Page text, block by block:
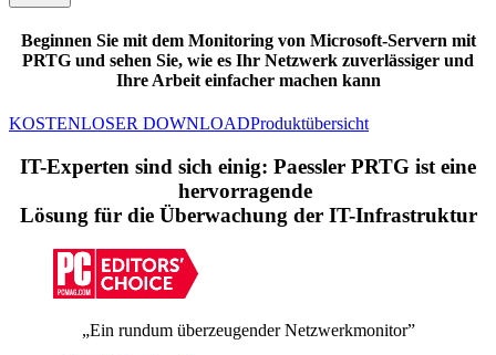
Beginnen Sie mit dem Monitoring von Microsoft-Servern mit
PRTG und sehen Sie, wie es Ihr Netzwerk zuverlässiger und
Ihre Arbeit einfacher machen kann
KOSTENLOSER DOWNLOADProduktübersicht
IT-Experten sind sich einig: Paessler PRTG ist eine
hervorragende
Lösung für die Überwachung der IT-Infrastruktur
„Ein rundum überzeugender Netzwerkmonitor”